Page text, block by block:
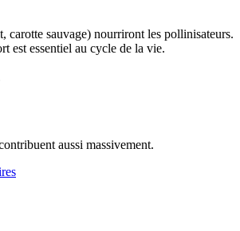
carotte sauvage) nourriront les pollinisateurs.
est essentiel au cycle de la vie.
aussi massivement.